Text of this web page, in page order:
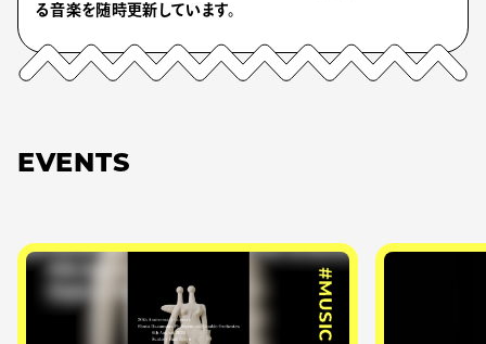
る音楽を随時更新しています。
EVENTS
#MUSIC